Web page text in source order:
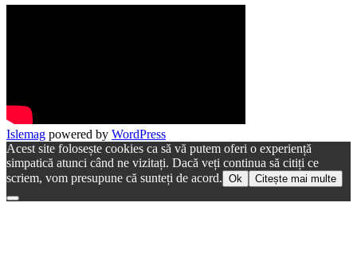
Islemag powered by WordPress
Acest site folosește cookies ca să vă putem oferi o experiență
simpatică atunci când ne vizitați. Dacă veți continua să citiți ce
scriem, vom presupune că sunteți de acord. Ok Citește mai multe